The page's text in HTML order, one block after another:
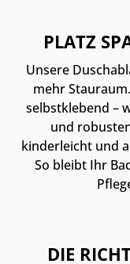
PLATZ
Unsere
mehr
selbstklebend –
und
kinderleicht und
So bleibt Ihr
DIE